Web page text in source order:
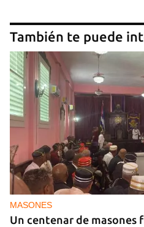
También te puede
MASONES
Un centenar de